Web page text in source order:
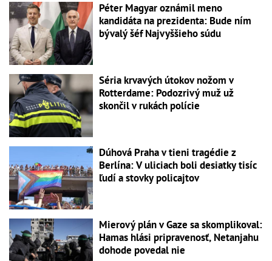
Péter Magyar oznámil meno
kandidáta na prezidenta: Bude ním
bývalý šéf Najvyššieho súdu
Séria krvavých útokov nožom v
Rotterdame: Podozrivý muž už
skončil v rukách polície
Dúhová Praha v tieni tragédie z
Berlína: V uliciach boli desiatky tisíc
ľudí a stovky policajtov
Mierový plán v Gaze sa skomplikoval:
Hamas hlási pripravenosť, Netanjahu
dohode povedal nie